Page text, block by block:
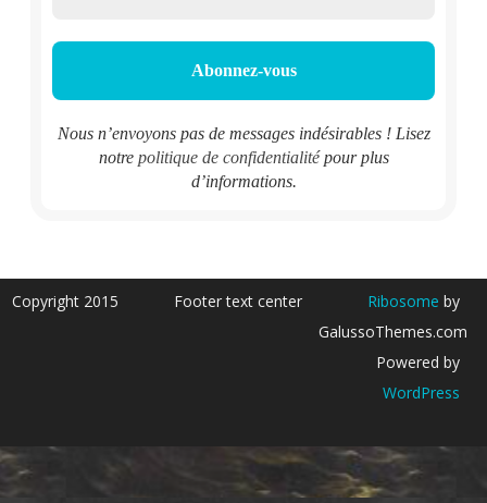
Nous n’envoyons pas de messages indésirables ! Lisez
notre politique de confidentialitépour plus
d’informations.
Copyright 2015 Footer text center Ribosome by
GalussoThemes.com
Powered by
WordPress